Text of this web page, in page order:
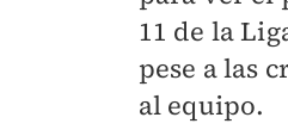
11 de la
pese a las
al equipo.